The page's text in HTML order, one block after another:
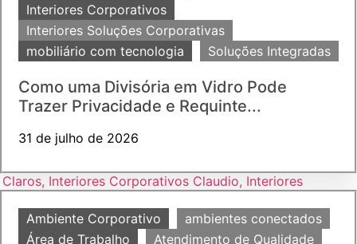
Interiores Corporativos
Interiores Soluções Corporativas
mobiliário com tecnologia
Soluções Integradas
Como uma Divisória em Vidro Pode
Trazer Privacidade e Requinte...
31 de julho de 2026
Ambiente Corporativo
ambientes conectados
Área de Trabalho
Atendimento de Qualidade